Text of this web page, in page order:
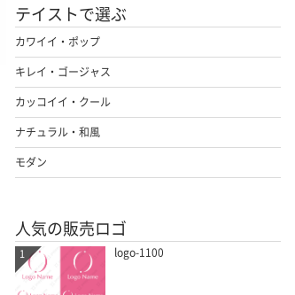
テイストで選ぶ
カワイイ・ポップ
キレイ・ゴージャス
カッコイイ・クール
ナチュラル・和風
モダン
人気の販売ロゴ
logo-1100
1